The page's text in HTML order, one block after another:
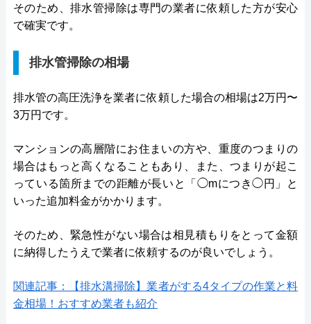
そのため、排水管掃除は専門の業者に依頼した方が安心
で確実です。
排水管掃除の相場
排水管の高圧洗浄を業者に依頼した場合の相場は2万円〜
3万円です。
マンションの高層階にお住まいの方や、重度のつまりの
場合はもっと高くなることもあり、また、つまりが起こ
っている箇所までの距離が長いと「◯mにつき◯円」と
いった追加料金がかかります。
そのため、緊急性がない場合は相見積もりをとって金額
に納得したうえで業者に依頼するのが良いでしょう。
関連記事：【排水溝掃除】業者がする4タイプの作業と料
金相場！おすすめ業者も紹介